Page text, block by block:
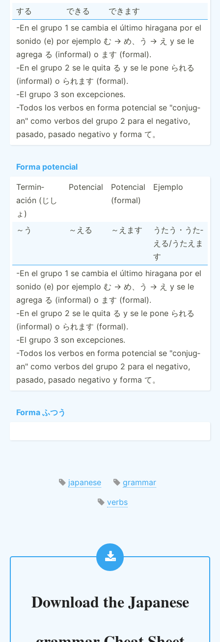
する
できる
できます
-En el grupo 1 se cambia el último hiragana por el
sonido (e) por ejemplo む -> め、う -> え y se le
agrega る (informal) o ます (formal).
-En el grupo 2 se le quita る y se le pone られる
(informal) o られます (formal).
-El grupo 3 son excepc­iones.
-Todos los verbos en forma potencial se "­con­jug­
an" como verbos del grupo 2 para el negativo,
pasado, pasado negativo y forma て。
Forma potencial
Termin­
ación (じし
ょ)
Potencial
Potencial
(formal)
Ejemplo
～う ～える ～えます
うたう・うた­
える/­うたえま
す
-En el grupo 1 se cambia el último hiragana por el
sonido (e) por ejemplo む -> め、う -> え y se le
agrega る (informal) o ます (formal).
-En el grupo 2 se le quita る y se le pone られる
(informal) o られます (formal).
-El grupo 3 son excepc­iones.
-Todos los verbos en forma potencial se "­con­jug­
an" como verbos del grupo 2 para el negativo,
pasado, pasado negativo y forma て。
Forma ふつう
japanese
grammar
verbs
Download theJapanese